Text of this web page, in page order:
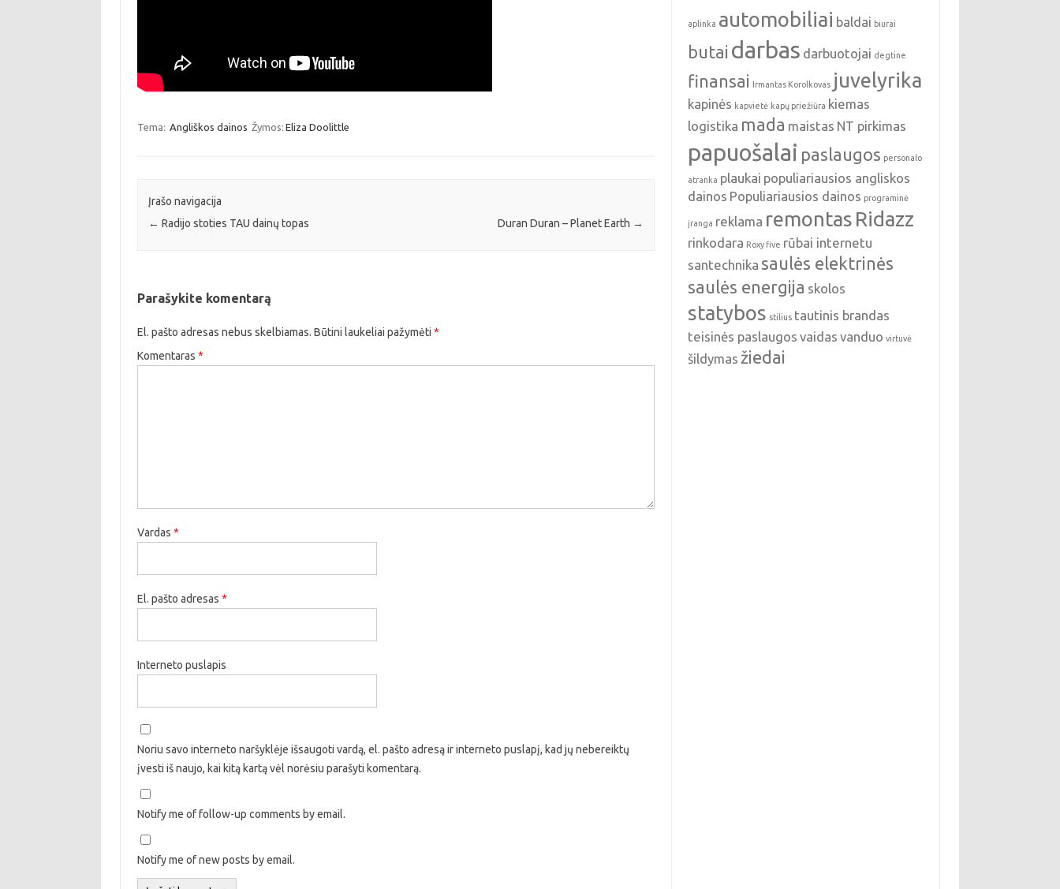
Tema: Angliškos dainos Žymos: Eliza Doolittle
Įrašo navigacija
← Radijo stoties TAU dainų topas Duran Duran – Planet Earth →
Parašykite komentarą
El. pašto adresas nebus skelbiamas. Būtini laukeliai pažymėti *
Komentaras *
Vardas *
El. pašto adresas *
Interneto puslapis
Noriu savo interneto naršyklėje išsaugoti vardą, el. pašto adresą ir interneto puslapį, kad jų nebereiktų
įvesti iš naujo, kai kitą kartą vėl norėsiu parašyti komentarą.
Notify me of follow-up comments by email.
Notify me of new posts by email.
aplinka automobiliai baldai biurai
butai darbas darbuotojai degtine
finansai Irmantas Korolkovas juvelyrika
kapinės kapvietė kapų priežiūra kiemas
logistika mada maistas NT pirkimas
papuošalai paslaugos personalo
atranka plaukai populiariausios angliskos
dainos Populiariausios dainos programinė
įranga reklama remontas Ridazz
rinkodara Roxy five rūbai internetu
santechnika saulės elektrinės
saulės energija skolos
statybos stilius tautinis brandas
teisinės paslaugos vaidas vanduo virtuvė
šildymas žiedai